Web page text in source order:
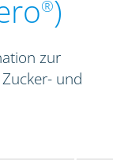
®)
zur
und